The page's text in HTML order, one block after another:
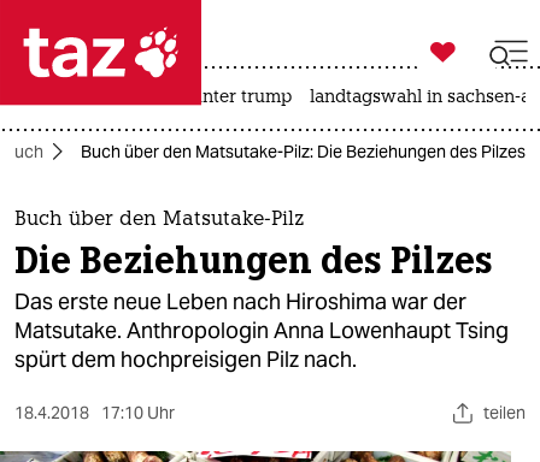
 taz zahl ich
taz zahl ich
themen
politik
öko
gesellschaft

taz zahl ich
usa unter trump landtagswahl in sachsen-
Buch Buch über den Matsutake-Pilz: Die Beziehungen des Pilzes
Buch über den Matsutake-Pilz
Die Beziehungen des Pilzes
Das erste neue Leben nach Hiroshima war der
Matsutake. Anthropologin Anna Lowenhaupt Tsing
spürt dem hochpreisigen Pilz nach.
18.4.2018 17:10 Uhr teilen